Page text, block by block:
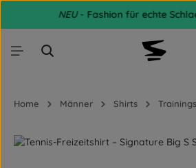
Zum Hauptinhalt springen
NEU- Fashion für echte
Home Männer Shirts
Bildergalerie überspringen